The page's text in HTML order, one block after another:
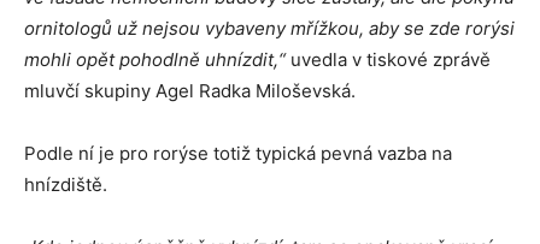
ornitologů už nejsou vybaveny mřížkou, aby se zde rorýsi
mohli opět pohodlně uhnízdit,“ uvedla v tiskové zprávě
mluvčí skupiny Agel Radka Miloševská.
Podle ní je pro rorýse totiž typická pevná vazba na
hnízdiště.